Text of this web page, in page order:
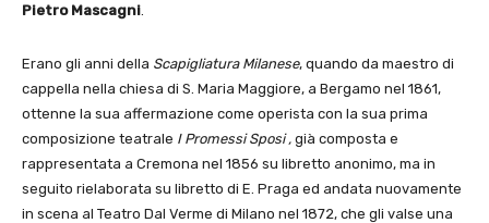
Pietro Mascagni
Erano gli anni della Scapigliatura Milanese, quando da maestro di
cappella nella chiesa di S. Maria Maggiore, a Bergamo nel 1861,
ottenne la sua affermazione come operista con la sua prima
composizione teatrale I Promessi Sposi , già composta e
rappresentata a Cremona nel 1856 su libretto anonimo, ma in
seguito rielaborata su libretto di E. Praga ed andata nuovamente
in scena al Teatro Dal Verme di Milano nel 1872, che gli valse una